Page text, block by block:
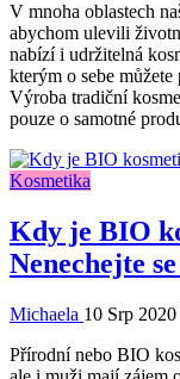
V mnoha oblastech
abychom ulevili
nabízí i udržitelná
kterým o sebe
Výroba tradiční
pouze o samotné
Kosmetika
Kdy je BIO
Nenechejte
Michaela 10 Srp 2020
Přírodní nebo BIO